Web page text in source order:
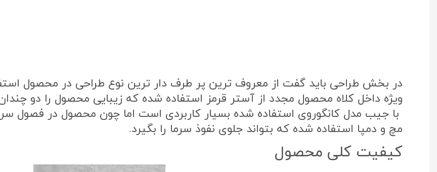
در بخش طراحی باید گفت از معروف ترین پر طرف دار ترین نوع طراحی در محصول
ویژه داخل کلاه محصول مجدد از آستر قرمز استفاده شده که زیبایی محصول را دو
با جیب مدل کانگوروی استفاده شده بسیار کاربردی است اما چون محصول در
مچ و دمپا استفاده شده که بتواند جلوی نفوذ سرما را بگیرد.
کیفیت کلی محصول